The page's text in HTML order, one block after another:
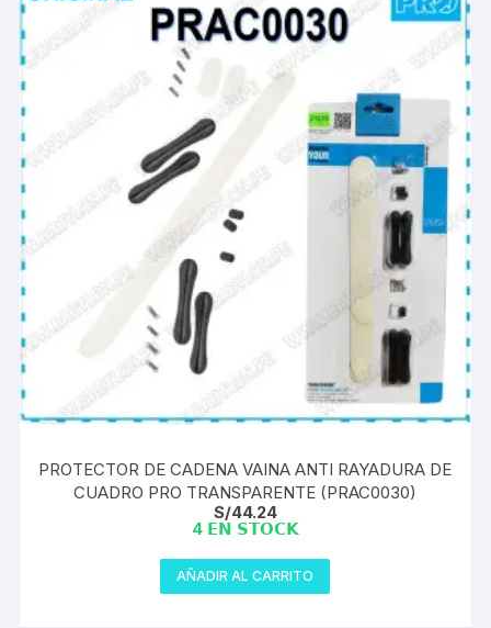
PROTECTOR DE CADENA VAINA ANTI RAYADURA DE
CUADRO PRO TRANSPARENTE (PRAC0030)
S/44.24
4 𝗘𝗡 𝗦𝗧𝗢𝗖𝗞
AÑADIR AL CARRITO